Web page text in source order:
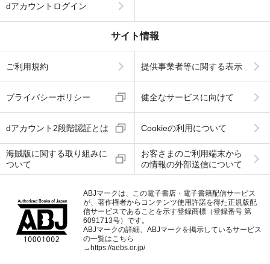
dアカウントログイン
サイト情報
ご利用規約 提供事業者等に関する表示
プライバシーポリシー 健全なサービスに向けて
dアカウント2段階認証とは Cookieの利用について
海賊版に関する取り組みに
ついて
お客さまのご利用端末から
の情報の外部送信について
ABJマークは、この電子書店・電子書籍配信サービス
が、著作権者からコンテンツ使用許諾を得た正規版配
信サービスであることを示す登録商標（登録番号 第
6091713号）です。
ABJマークの詳細、ABJマークを掲示しているサービス
の一覧はこちら
→ https://aebs.or.jp/